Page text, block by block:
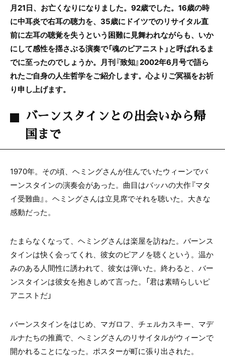
月21日、お亡くなりになりました。92歳でした。16歳の時
に中耳炎で右耳の聴力を、35歳にドイツでのリサイタル直
前に左耳の聴覚を失うという困難に見舞われながらも、いか
にして感性を揺さぶる演奏で「魂のピアニスト」と呼ばれるま
でに至ったのでしょうか。月刊『致知』2002年6月号で語ら
れたご自身の人生哲学をご紹介します。心よりご冥福をお祈
り申し上げます。
バーンスタインとの出会いから帰
国まで
1970年。その頃、ヘミングさんが住んでいたウィーンでバ
ーンスタインの演奏会があった。曲目はバッハの大作『マタ
イ受難曲』。ヘミングさんは立見席でそれを聴いた。大きな
感動だった。
たまらなくなって、ヘミングさんは楽屋を訪ねた。バーンス
タインは快く会ってくれ、彼女のピアノを聴くという。温か
みのある人間性に誘われて、彼女は弾いた。終わると、バー
ンスタインは彼女を抱きしめて言った。「君は素晴らしいピ
アニストだ」
バーンスタインをはじめ、マガロフ、チェルカスキー、マデ
ルナたちの推薦で、ヘミングさんのリサイタルがウィーンで
開かれることになった。ポスターが町に張り出された。